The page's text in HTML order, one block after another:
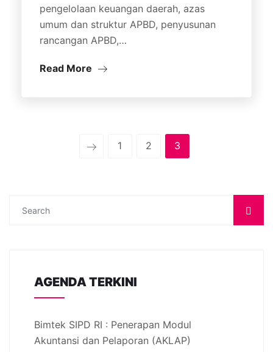
pengelolaan keuangan daerah, azas
umum dan struktur APBD, penyusunan
rancangan APBD,…
Read More
1 2 3
AGENDA TERKINI
Bimtek SIPD RI : Penerapan Modul
Akuntansi dan Pelaporan (AKLAP)